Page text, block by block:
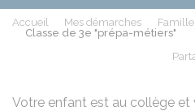
Accueil Mes démarches
Classe de 3e "prépa-métiers"
Votre enfant est au collège et